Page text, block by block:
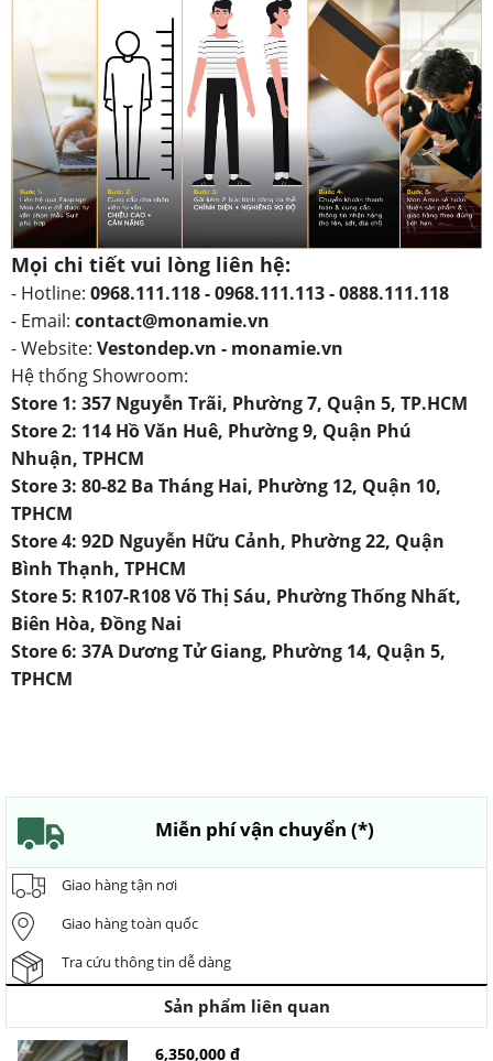
Mọi chi tiết vui lòng liên hệ:
- Hotline: 0968.111.118 - 0968.111.113 - 0888.111.118
- Email: contact@monamie.vn
- Website: Vestondep.vn - monamie.vn
Hệ thống Showroom:
Store 1: 357 Nguyễn Trãi, Phường 7, Quận 5, TP.HCM
Store 2: 114 Hồ Văn Huê, Phường 9, Quận Phú
Nhuận, TPHCM
Store 3: 80-82 Ba Tháng Hai, Phường 12, Quận 10,
TPHCM
Store 4: 92D Nguyễn Hữu Cảnh, Phường 22, Quận
Bình Thạnh, TPHCM
Store 5: R107-R108 Võ Thị Sáu, Phường Thống Nhất,
Biên Hòa, Đồng Nai
Store 6: 37A Dương Tử Giang, Phường 14, Quận 5,
TPHCM
Miễn phí vận chuyển (*)
Giao hàng tận nơi
Giao hàng toàn quốc
Tra cứu thông tin dễ dàng
Sản phẩm liên quan
6,350,000 đ